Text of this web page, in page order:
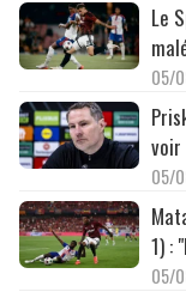
Le
05/
voir
05/
1) :
05/